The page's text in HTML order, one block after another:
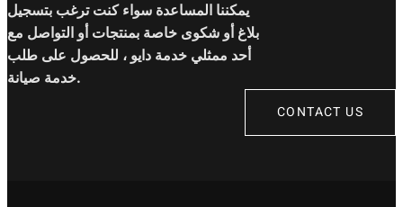
يمكننا المساعدة سواء كنت ترغب بتسجيل
بلاغ أو شكوى خاصة بمنتجات أو التواصل مع
أحد ممثلي خدمة دايو ، للحصول على طلب
خدمة صيانة.
CONTACT US